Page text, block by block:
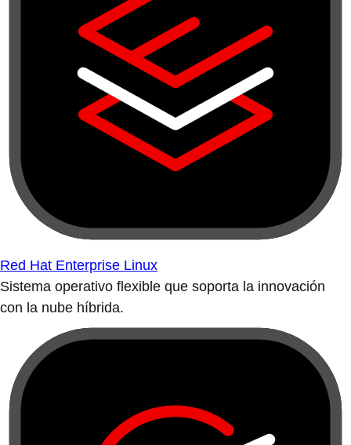
Red Hat Enterprise Linux
Sistema operativo flexible que soporta la innovación
con la nube híbrida.